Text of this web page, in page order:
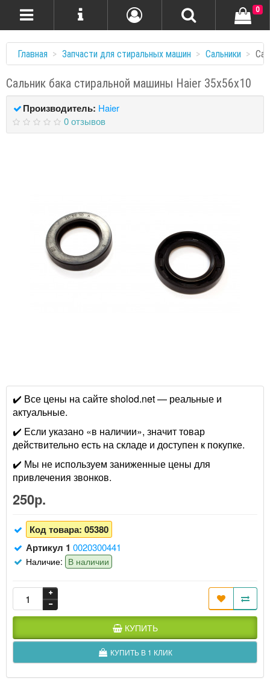
0
Главная Запчасти для стиральных машин Сальники
Сальник бака стиральной машины Haier 35x56x10
Производитель: Haier
0 отзывов
✔️ Все цены на сайте sholod.net — реальные и
актуальные.
✔️ Если указано «в наличии», значит товар
действительно есть на складе и доступен к покупке.
✔️ Мы не используем заниженные цены для
привлечения звонков.
250р.
Код товара: 05380
Артикул 1 0020300441
Наличие: В наличии
КУПИТЬ
КУПИТЬ В 1 КЛИК